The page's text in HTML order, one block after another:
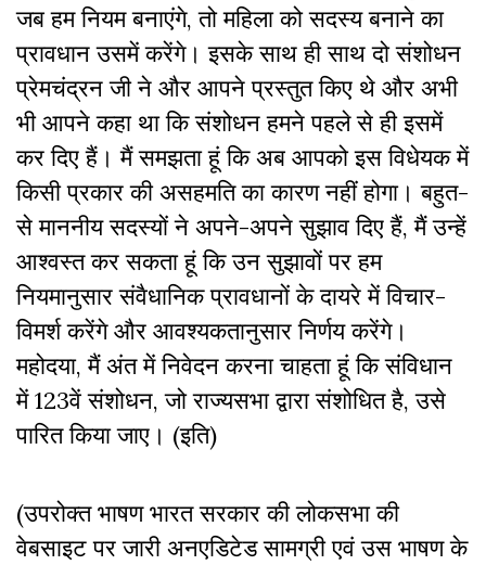
जब हम नियम बनाएंगे, तो महिला को सदस्य बनाने का
प्रावधान उसमें करेंगे। इसके साथ ही साथ दो संशोधन
प्रेमचंद्रन जी ने और आपने प्रस्तुत किए थे और अभी
भी आपने कहा था कि संशोधन हमने पहले से ही इसमें
कर दिए हैं। मैं समझता हूं कि अब आपको इस विधेयक में
किसी प्रकार की असहमति का कारण नहीं होगा। बहुत-
से माननीय सदस्यों ने अपने-अपने सुझाव दिए हैं, मैं उन्हें
आश्वस्त कर सकता हूं कि उन सुझावों पर हम
नियमानुसार संवैधानिक प्रावधानों के दायरे में विचार-
विमर्श करेंगे और आवश्यकतानुसार निर्णय करेंगे।
महोदया, मैं अंत में निवेदन करना चाहता हूं कि संविधान
में 123वें संशोधन, जो राज्यसभा द्वारा संशोधित है, उसे
पारित किया जाए। (इति)
(उपरोक्त भाषण भारत सरकार की लोकसभा की
वेबसाइट पर जारी अनएडिटेड सामग्री एवं उस भाषण के